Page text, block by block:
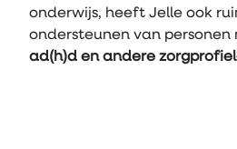
onderwijs, heeft Jelle ook
ondersteunen van personen
ad(h)d en andere